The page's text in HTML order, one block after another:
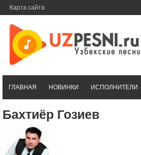
Карта сайта
ГЛАВНАЯ НОВИНКИ ИСПОЛНИТЕЛИ
Бахтиёр Гозиев